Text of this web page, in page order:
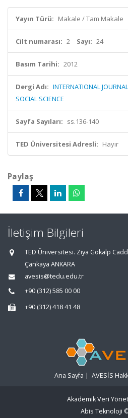
Yayın Türü: Makale / Tam Makale
Cilt numarası: 2 Sayı: 24
Basım Tarihi: 2012
Dergi Adı: INTERNATIONAL
SOCIAL SCIENCE
Sayfa Sayıları: ss.136-140
TED Üniversitesi Adresli: Hayır
Paylaş
İletişim Bilgileri
TED Üniversitesi. Ziya Gökalp
Çankaya ANKARA
avesis@tedu.edu.tr
+90 (312) 585 00 00
+90 (312) 418 41 48
Ana Sayfa | AVESİS
Akademik Veri
Abis Teknoloji